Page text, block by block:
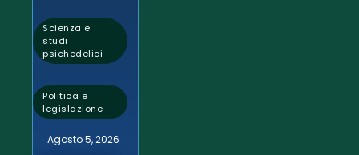
Scienza e
studi
psichedelici
,
Politica e
legislazione
Agosto 5, 2026